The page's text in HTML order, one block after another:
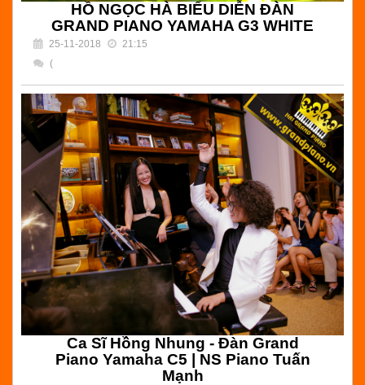
HỒ NGỌC HÀ BIỂU DIỄN ĐÀN
GRAND PIANO YAMAHA G3 WHITE
25-11-2018
21:15
(
) Bình luận
HỒ NGỌC HÀ BIỂU DIỄN ĐÀN GRAND PIANO YAMAHA
G3 WHITE | Hải Grand Piano - Chuyên setup đàn piano
cho ca sĩ biểu diễn chuyên nghiệp tại Tp.HCM
Đọc tiếp
Ca Sĩ Hồng Nhung - Đàn Grand
Piano Yamaha C5 | NS Piano Tuấn
Mạnh